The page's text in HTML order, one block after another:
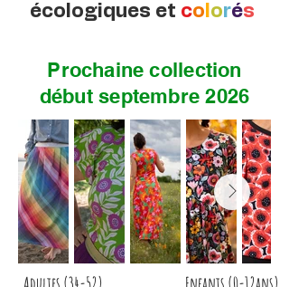
écologiques et co orés
Prochaine collection
début septembre 2026